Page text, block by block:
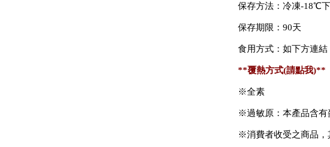
保存方法：冷凍-18℃
保存期限：90天
食用方式：如下方連結
**覆熱方式(請點我)**
※全素
※過敏原：本產品含有
※消費者收受之商品，